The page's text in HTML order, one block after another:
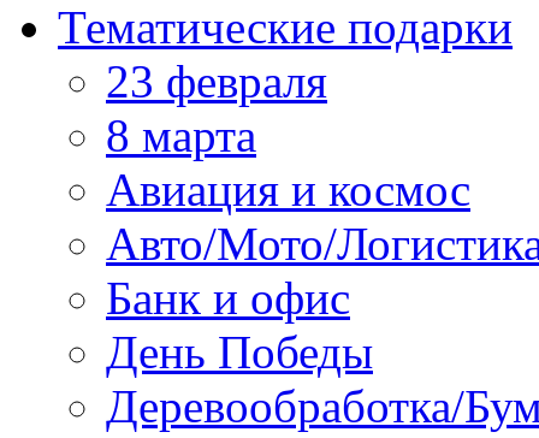
Тематические подарки
23 февраля
8 марта
Авиация и космос
Авто/Мото/
Банк и офис
День Победы
Деревообработка/